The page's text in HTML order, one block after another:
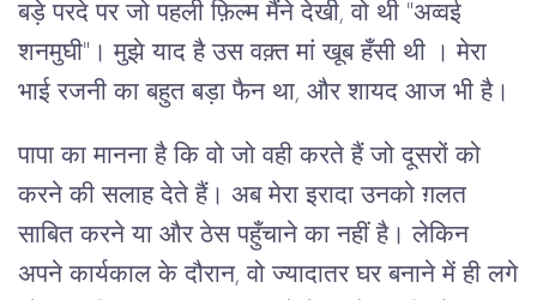
बड़े परदे पर जो पहली फ़िल्म मैंने देखी, वो थी "अव्वई
शनमुघी"। मुझे याद है उस वक़्त मां खूब हँसी थी । मेरा
भाई रजनी का बहुत बड़ा फैन था, और शायद आज भी है।
पापा का मानना ​​है कि वो जो वही करते हैं जो दूसरों को
करने की सलाह देते हैं। अब मेरा इरादा उनको ग़लत
साबित करने या और ठेस पहुँचाने का नहीं है। लेकिन
अपने कार्यकाल के दौरान, वो ज्यादातर घर बनाने में ही लगे